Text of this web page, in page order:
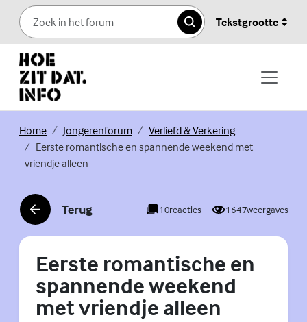
Skip to content
Zoeken
Tekstgrootte
Home(Externe link)
Jongerenforum(Externe link)
Verliefd & Verkering(Externe link)
Eerste romantische en spannende weekend met
vriendje alleen
Terug
(Externe link) 10reacties 1647weergaves
Eerste romantische en
spannende weekend
met vriendje alleen